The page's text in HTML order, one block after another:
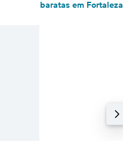
baratas em Fortaleza